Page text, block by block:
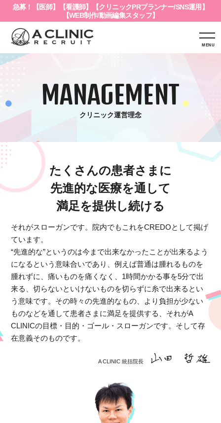
急募！【医師】 【看護師】 【クリニックPRプランナー/SNS運用 】
【WEB制作/動画編集スタッフ】
MANAGEMENT
クリニック運営理念
たくさんの患者さまに
先進的な医療を通して
満足を提供し続ける
それがスローガンです。院内でもこれをCREDOとして掲げ
ています。
“先進的な”というのは今まで出来なかったことが出来るよう
になるという意味合いであり、例えば普通は腫れるものを
腫れずに、痛いものを痛くなく、1時間かかる事を5分で出
来る、切らないといけないものを切らずに糸で出来るとい
う意味です。その時々の先進的なもの、より負担が少ない
ものなどを通して患者さまに満足を提供する、それがA
CLINICの目標・目的・ゴール・スローガンです。そして存
在意義そのものです。
A CLINIC 統括院長